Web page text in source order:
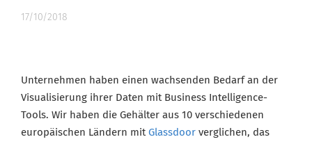
17/10/2018
Unternehmen haben einen wachsenden Bedarf an der
Visualisierung ihrer Daten mit Business Intelligence-
Tools. Wir haben die Gehälter aus 10 verschiedenen
europäischen Ländern mit Glassdoor verglichen, das